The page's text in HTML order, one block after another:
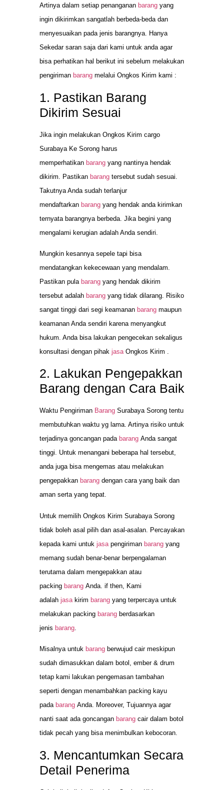
Artinya dalam setiap penanganan barang yang
ingin dikirimkan sangatlah berbeda-beda dan
menyesuaikan pada jenis barangnya. Hanya
Sekedar saran saja dari kami untuk anda agar
bisa perhatikan hal berikut ini sebelum melakukan
pengiriman barang melalui Ongkos Kirim kami :
1. Pastikan Barang
Dikirim Sesuai
Jika ingin melakukan Ongkos Kirim cargo
Surabaya Ke Sorong harus
memperhatikan barang yang nantinya hendak
dikirim. Pastikan barang tersebut sudah sesuai.
Takutnya Anda sudah terlanjur
mendaftarkan barang yang hendak anda kirimkan
ternyata barangnya berbeda. Jika begini yang
mengalami kerugian adalah Anda sendiri.
Mungkin kesannya sepele tapi bisa
mendatangkan kekecewaan yang mendalam.
Pastikan pula barang yang hendak dikirim
tersebut adalah barang yang tidak dilarang. Risiko
sangat tinggi dari segi keamanan barang maupun
keamanan Anda sendiri karena menyangkut
hukum. Anda bisa lakukan pengecekan sekaligus
konsultasi dengan pihak jasaOngkos Kirim .
2. Lakukan Pengepakkan
Barang dengan Cara Baik
Waktu Pengiriman Barang Surabaya Sorong tentu
membutuhkan waktu yg lama. Artinya risiko untuk
terjadinya goncangan pada barang Anda sangat
tinggi. Untuk menangani beberapa hal tersebut,
anda juga bisa mengemas atau melakukan
pengepakkan barang dengan cara yang baik dan
aman serta yang tepat.
Untuk memilih Ongkos Kirim Surabaya Sorong
tidak boleh asal pilih dan asal-asalan. Percayakan
kepada kami untuk jasa pengiriman barang yang
memang sudah benar-benar berpengalaman
terutama dalam mengepakkan atau
packing barang Anda. if then, Kami
adalah jasa kirim barang yang terpercaya untuk
melakukan packing barang berdasarkan
jenis barang
Misalnya untuk barang berwujud cair meskipun
sudah dimasukkan dalam botol, ember & drum
tetap kami lakukan pengemasan tambahan
seperti dengan menambahkan packing kayu
pada barang Anda. Moreover, Tujuannya agar
nanti saat ada goncangan barang cair dalam botol
tidak pecah yang bisa menimbulkan kebocoran.
3. Mencantumkan Secara
Detail Penerima